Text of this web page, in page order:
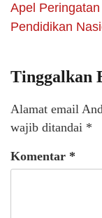
Apel
Pendidikan
Tinggalkan
Alamat email
wajib ditandai *
Komentar *